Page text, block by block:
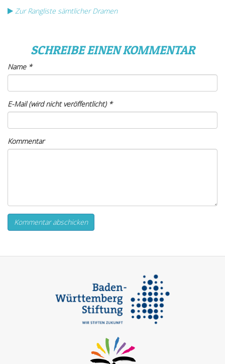
Zur Rangliste sämtlicher Dramen
SCHREIBE EINEN KOMMENTAR
Name*
E-Mail (wird nicht veröffentlicht)*
Kommentar